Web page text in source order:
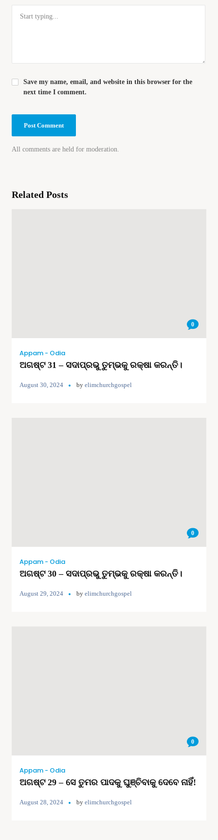
All comments are held for moderation.
Save my name, email, and website in this browser for the
next time I comment.
Related Posts
0
Appam - Odia
ଅଗଷ୍ଟ 31 – ସଦାପ୍ରଭୁ ତୁମ୍ଭକୁ ରକ୍ଷା କରନ୍ତି।
August 30, 2024 by elimchurchgospel
0
Appam - Odia
ଅଗଷ୍ଟ 30 – ସଦାପ୍ରଭୁ ତୁମ୍ଭକୁ ରକ୍ଷା କରନ୍ତି।
August 29, 2024 by elimchurchgospel
0
Appam - Odia
ଅଗଷ୍ଟ 29 – ସେ ତୁମର ପାଦକୁ ଘୁଞ୍ଚିବାକୁ ଦେବେ ନାହିଁ!
August 28, 2024 by elimchurchgospel